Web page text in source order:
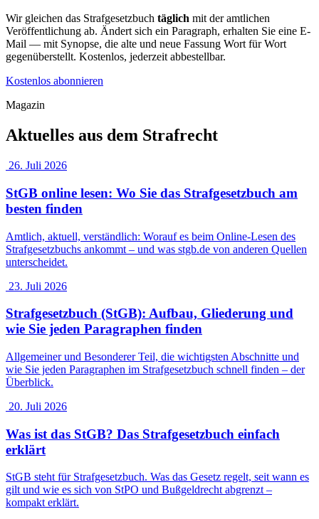
Wir gleichen das Strafgesetzbuch täglich mit der amtlichen
Veröffentlichung ab. Ändert sich ein Paragraph, erhalten Sie eine E-
Mail — mit Synopse, die alte und neue Fassung Wort für Wort
gegenüberstellt. Kostenlos, jederzeit abbestellbar.
Kostenlos abonnieren
Magazin
Aktuelles aus dem Strafrecht
26. Juli 2026
StGB online lesen: Wo Sie das Strafgesetzbuch am
besten finden
Amtlich, aktuell, verständlich: Worauf es beim Online-Lesen des
Strafgesetzbuchs ankommt – und was stgb.de von anderen Quellen
unterscheidet.
23. Juli 2026
Strafgesetzbuch (StGB): Aufbau, Gliederung und
wie Sie jeden Paragraphen finden
Allgemeiner und Besonderer Teil, die wichtigsten Abschnitte und
wie Sie jeden Paragraphen im Strafgesetzbuch schnell finden – der
Überblick.
20. Juli 2026
Was ist das StGB? Das Strafgesetzbuch einfach
erklärt
StGB steht für Strafgesetzbuch. Was das Gesetz regelt, seit wann es
gilt und wie es sich von StPO und Bußgeldrecht abgrenzt –
kompakt erklärt.